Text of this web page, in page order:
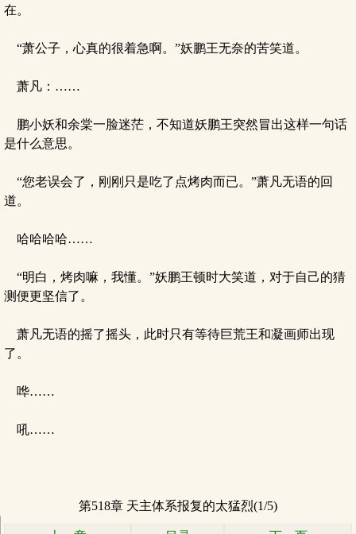
在。
“萧公子，心真的很着急啊。”妖鹏王无奈的苦笑道。
萧凡：……
鹏小妖和余棠一脸迷茫，不知道妖鹏王突然冒出这样一句话
是什么意思。
“您老误会了，刚刚只是吃了点烤肉而已。”萧凡无语的回
道。
哈哈哈哈……
“明白，烤肉嘛，我懂。”妖鹏王顿时大笑道，对于自己的猜
测便更坚信了。
萧凡无语的摇了摇头，此时只有等待巨荒王和凝画师出现
了。
哗……
吼……
第518章 天主体系报复的太猛烈(1/5)